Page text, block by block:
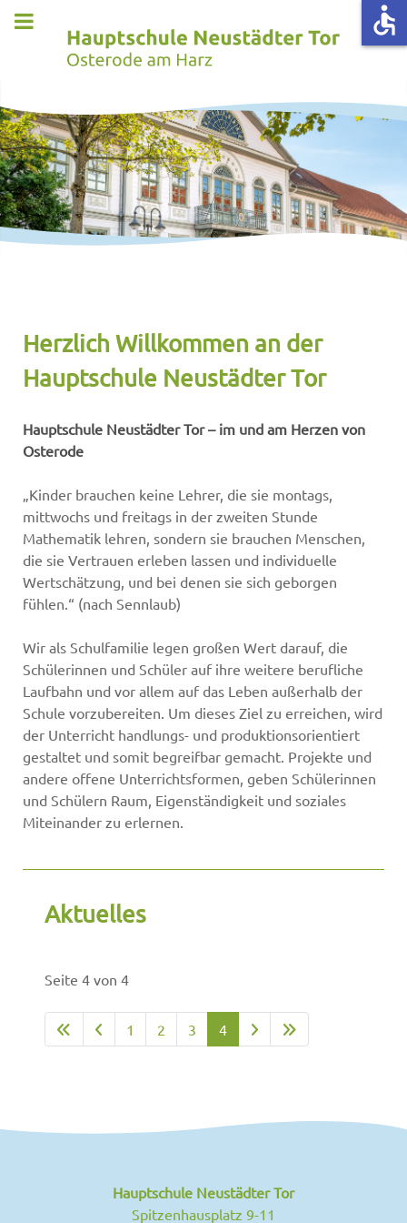
Herzlich Willkommen an der
Hauptschule Neustädter Tor
Hauptschule Neustädter Tor – im und am Herzen von
Osterode
„Kinder brauchen keine Lehrer, die sie montags,
mittwochs und freitags in der zweiten Stunde
Mathematik lehren, sondern sie brauchen Menschen,
die sie Vertrauen erleben lassen und individuelle
Wertschätzung, und bei denen sie sich geborgen
fühlen.“ (nach Sennlaub)
Wir als Schulfamilie legen großen Wert darauf, die
Schülerinnen und Schüler auf ihre weitere berufliche
Laufbahn und vor allem auf das Leben außerhalb der
Schule vorzubereiten. Um dieses Ziel zu erreichen, wird
der Unterricht handlungs- und produktionsorientiert
gestaltet und somit begreifbar gemacht. Projekte und
andere offene Unterrichtsformen, geben Schülerinnen
und Schülern Raum, Eigenständigkeit und soziales
Miteinander zu erlernen.
Aktuelles
Seite 4 von 4
1 2 3 4
Hauptschule Neustädter Tor
Spitzenhausplatz 9-11
accessible